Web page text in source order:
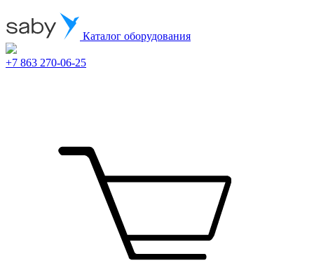
Каталог оборудования
+7 863 270-06-25